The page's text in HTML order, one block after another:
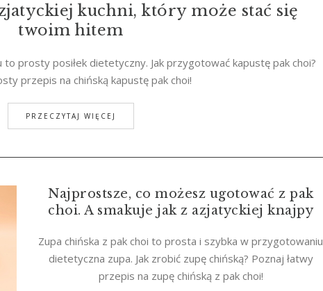
kuchni, który może stać się
twoim hitem
prosty posiłek dietetyczny. Jak przygotować kapustę pak choi?
przepis na chińską kapustę pak choi!
PRZECZYTAJ WIĘCEJ
Najprostsze, co możesz ugotować z pak
choi. A smakuje jak z azjatyckiej knajpy
Zupa chińska z pak choi to prosta i szybka w przygotowaniu
dietetyczna zupa. Jak zrobić zupę chińską? Poznaj łatwy
przepis na zupę chińską z pak choi!